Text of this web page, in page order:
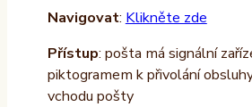
Navigovat: Klikněte zde
Přístup: pošta má signální
piktogramem k přivolání
vchodu pošty